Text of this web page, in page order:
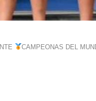
CAMPEONAS DEL